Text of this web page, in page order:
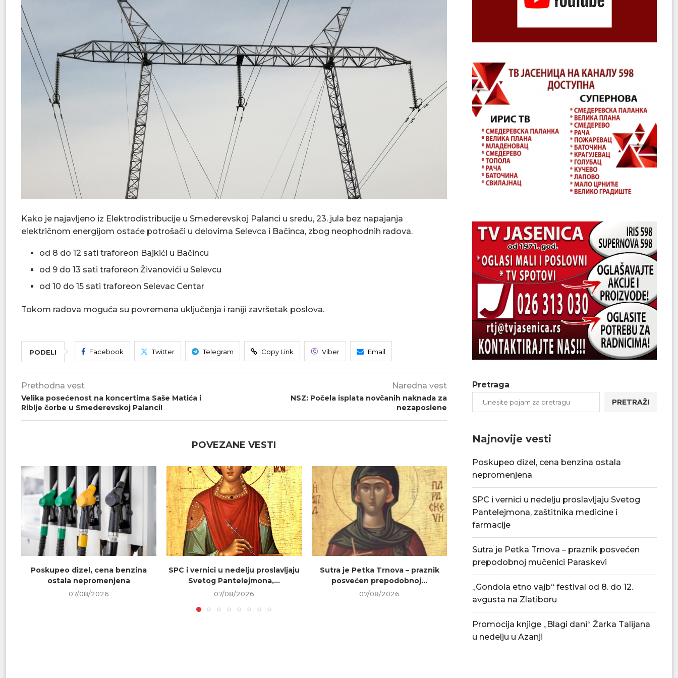
Kako je najavljeno iz Elektrodistribucije u Smederevskoj Palanci u sredu, 23. jula bez napajanja
električnom energijom ostaće potrošači u delovima Selevca i Bačinca, zbog neophodnih radova.
od 8 do 12 sati traforeon Bajkići u Bačincu
od 9 do 13 sati traforeon Živanovići u Selevcu
od 10 do 15 sati traforeon Selevac Centar
Tokom radova moguća su povremena uključenja i raniji završetak poslova.
PODELI Facebook Twitter Telegram Copy Link Viber Email
Prethodna vest
Velika posećenost na koncertima Saše Matića i
Riblje čorbe u Smederevskoj Palanci!
Naredna vest
NSZ: Počela isplata novčanih naknada za
nezaposlene
POVEZANE VESTI
Poskupeo dizel, cena benzina
ostala nepromenjena
07/08/2026
SPC i vernici u nedelju proslavljaju
Svetog Pantelejmona,...
07/08/2026
Sutra je Petka Trnova – praznik
posvećen prepodobnoj...
07/08/2026 07/08/2026
Pretraga
PRETRAŽI
Najnovije vesti
Poskupeo dizel, cena benzina ostala
nepromenjena
SPC i vernici u nedelju proslavljaju Svetog
Pantelejmona, zaštitnika medicine i
farmacije
Sutra je Petka Trnova – praznik posvećen
prepodobnoj mučenici Paraskevi
„Gondola etno vajb“ festival od 8. do 12.
avgusta na Zlatiboru
Promocija knjige „Blagi dani“ Žarka Talijana
u nedelju u Azanji